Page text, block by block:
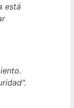
está